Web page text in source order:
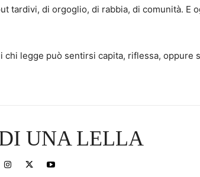
tardivi, di orgoglio, di rabbia, di comunità. E
legge può sentirsi capita, riflessa, oppure
UNA LELLA